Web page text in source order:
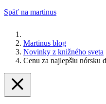
Späť na martinus
Martinus blog
Novinky z knižného sveta
Cenu za najlepšiu nórsku